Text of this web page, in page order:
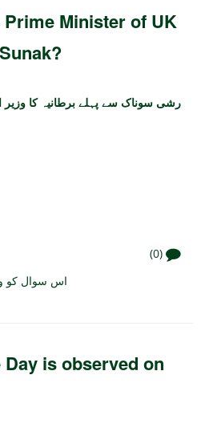
Minister of UK
رشی سوناک سے پہلے برطانیہ کا وزیر
(0)
اس سوال کو
is observed on